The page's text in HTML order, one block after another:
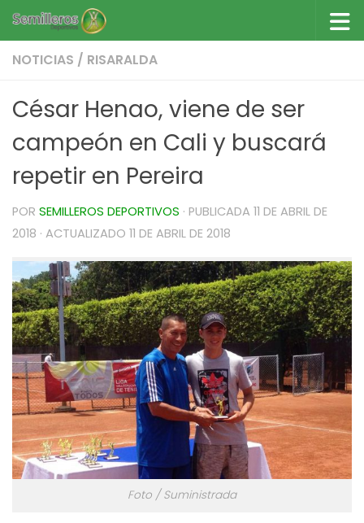
Saltar al contenido
NOTICIAS / RISARALDA
César Henao, viene de ser
campeón en Cali y buscará
repetir en Pereira
POR SEMILLEROS DEPORTIVOS · PUBLICADA 11 DE ABRIL DE
2018 · ACTUALIZADO 11 DE ABRIL DE 2018
Foto / Suministrada